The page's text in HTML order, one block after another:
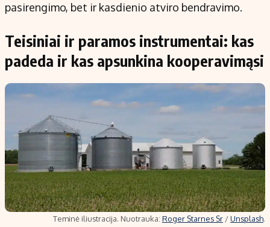
pasirengimo, bet ir kasdienio atviro bendravimo.
Teisiniai ir paramos instrumentai: kas
padeda ir kas apsunkina kooperavimąsi
Teminė iliustracija. Nuotrauka: Roger Starnes Sr /Unsplash.